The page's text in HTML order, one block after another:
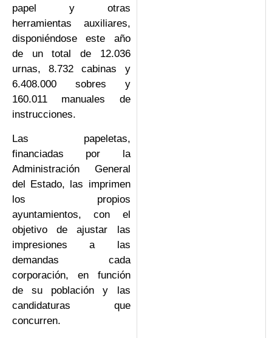
papel y otras
herramientas auxiliares,
disponiéndose este año
de un total de 12.036
urnas, 8.732 cabinas y
6.408.000 sobres y
160.011 manuales de
instrucciones.
Las papeletas,
financiadas por la
Administración General
del Estado, las imprimen
los propios
ayuntamientos, con el
objetivo de ajustar las
impresiones a las
demandas cada
corporación, en función
de su población y las
candidaturas que
concurren.